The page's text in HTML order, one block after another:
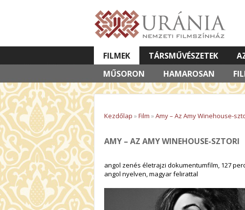
FILMEK
MŰSORON
HAMAROSAN
TÁRSMŰVÉSZETEK
VETÍTETT KÉPES ELŐADÁSOK
Kezdőlap »Film »Amy – Az Amy Winehouse-
AMY – AZ AMY WINEHOUSE-SZTORI
angol zenés életrajzi dokumentumfilm, 127
angol nyelven, magyar felirattal